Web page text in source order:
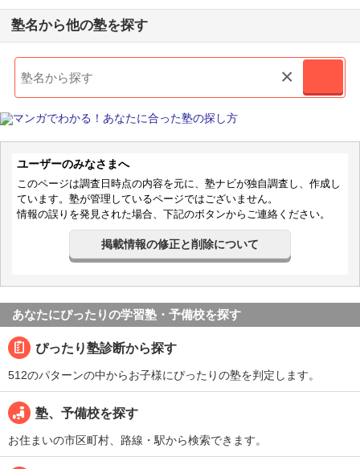
塾名から他の塾を探す
×
ユーザーのみなさまへ
このページは調査日時点の内容を元に、塾ナビが独自調査し、作成し
ています。塾が管理しているページではございません。
情報の誤りを発見された場合、下記のボタンからご連絡ください。
掲載情報の修正と削除について
あなたにぴったりの学習塾・予備校を探す
ぴったり塾診断から探す
512のパターンの中からお子様にぴったりの塾を判定します。
塾、予備校を探す
お住まいの市区町村、路線・駅から検索できます。